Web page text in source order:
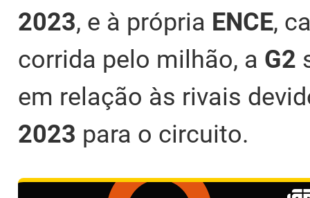
2023, e à própria ENCE,
corrida pelo milhão, a G2
em relação às rivais
2023 para o circuito.